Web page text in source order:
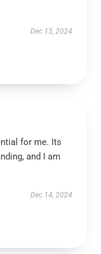
Dec 15, 2024
for me. Its
and I am
Dec 14, 2024